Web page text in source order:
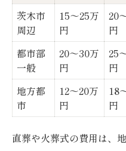
茨木市
周辺
15～25万
円
20
円
都市部
一般
20～30万
円
25
円
地方都
市
12～20万
円
18
円
直葬や火葬式の費用は、